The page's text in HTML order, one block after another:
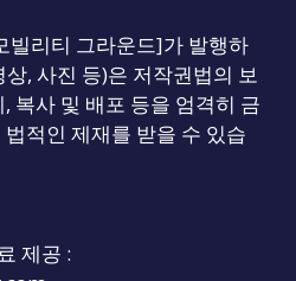
리티 그라운드]가 발행하
, 사진 등)은 저작권법의 보
복사 및 배포 등을 엄격히 금
적인 제재를 받을 수 있습
제공 :